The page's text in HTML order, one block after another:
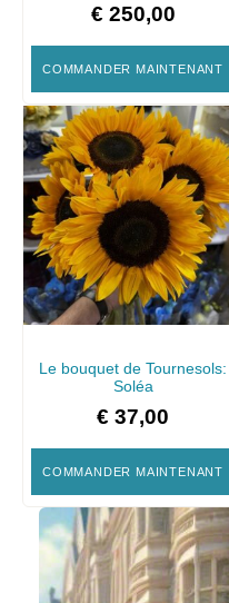
€ 250,00
COMMANDER MAINTENANT
Le bouquet de Tournesols:
Soléa
€ 37,00
COMMANDER MAINTENANT